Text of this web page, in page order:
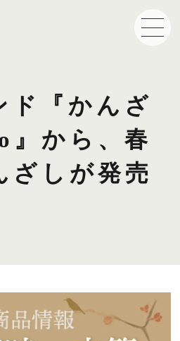
ド『かんざ
』から、春
ざしが発売